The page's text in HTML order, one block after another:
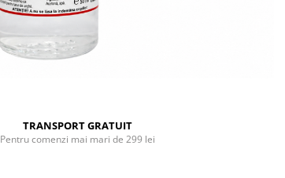
Facebook
TRANSPORT GRATUIT
Pentru comenzi mai mari de 299 lei